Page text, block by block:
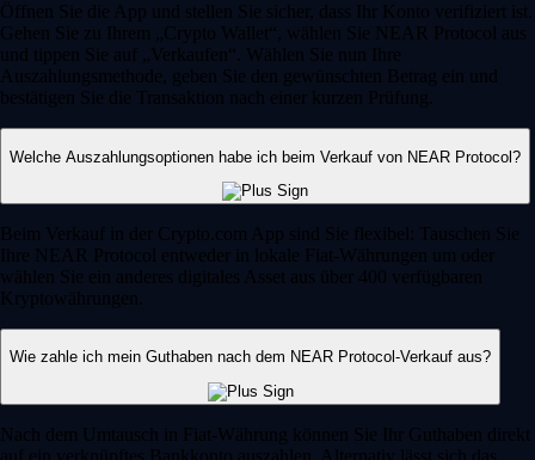
Öffnen Sie die App und stellen Sie sicher, dass Ihr Konto verifiziert ist.
Gehen Sie zu Ihrem „Crypto Wallet“, wählen Sie NEAR Protocol aus
und tippen Sie auf „Verkaufen“. Wählen Sie nun Ihre
Auszahlungsmethode, geben Sie den gewünschten Betrag ein und
bestätigen Sie die Transaktion nach einer kurzen Prüfung.
Welche Auszahlungsoptionen habe ich beim Verkauf von NEAR Protocol?
Beim Verkauf in der Crypto.com App sind Sie flexibel: Tauschen Sie
Ihre NEAR Protocol entweder in lokale Fiat-Währungen um oder
wählen Sie ein anderes digitales Asset aus über 400 verfügbaren
Kryptowährungen.
Wie zahle ich mein Guthaben nach dem NEAR Protocol-Verkauf aus?
Nach dem Umtausch in Fiat-Währung können Sie Ihr Guthaben direkt
auf ein verknüpftes Bankkonto auszahlen. Alternativ lässt sich das